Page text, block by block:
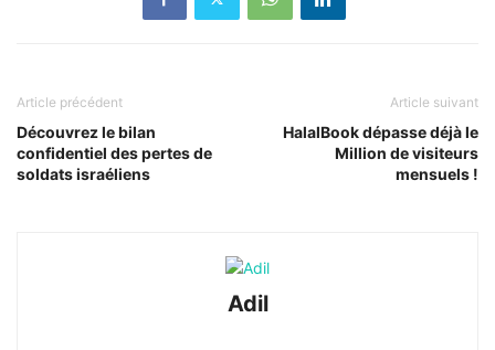
Article précédent
Découvrez le bilan
confidentiel des pertes de
soldats israéliens
Article suivant
HalalBook dépasse déjà le
Million de visiteurs
mensuels !
Adil